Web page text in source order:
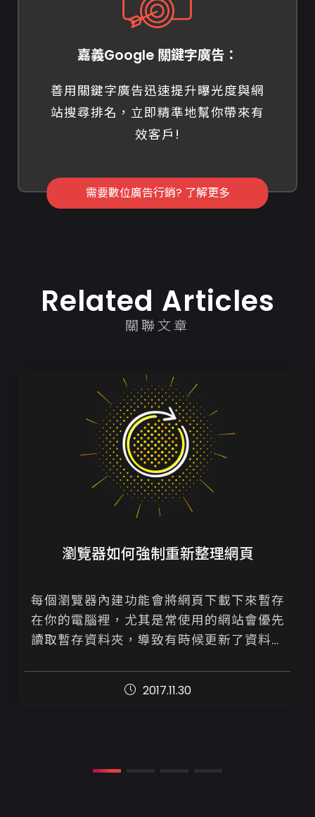
嘉義Google 關鍵字廣告：
善用關鍵字廣告迅速提升曝光度與網
站搜尋排名，立即精準地幫你帶來有
效客戶!
需要數位廣告行銷? 了解更多
Related Articles
關聯文章
瀏覽器如何強制重新整理網頁
每個瀏覽器內建功能會將網頁下載下來暫存
在你的電腦裡，尤其是常使用的網站會優先
讀取暫存資料夾，導致有時候更新了資料卻
2017.11.30